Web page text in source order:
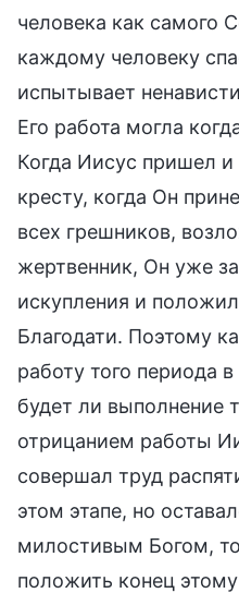
человека как самого
каждому человеку
испытывает
Его работа могла
Когда Иисус пришел
кресту, когда Он
всех грешников,
жертвенник, Он уже
искупления и
Благодати. Поэтому
работу того периода
будет ли выполнение
отрицанием работы
совершал труд
этом этапе, но
милостивым Богом,
положить конец